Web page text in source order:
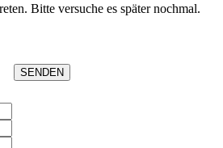
Bitte versuche es später nochmal.
SENDEN